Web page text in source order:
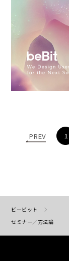
PREV 1
ビービット
セミナー／方法論